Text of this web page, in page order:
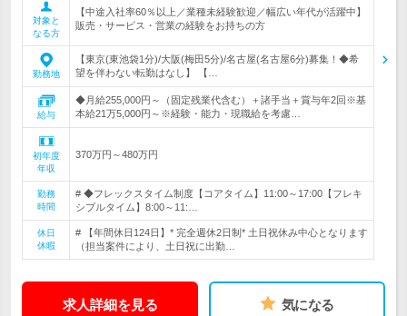
対象と
なる方
【中途入社率60％以上／業種未経験歓迎／幅広い年代が活躍中】
販売・サービス・営業の経験をお持ちの方
勤務地
【東京(東池袋1分)/大阪(梅田5分)/名古屋(名古屋6分)募集！◆希
望を伴わない転勤はなし】 【…
給与
◆月給255,000円～（固定残業代含む）＋諸手当＋賞与年2回※基
本給21万5,000円～※経験・能力・現職給を考慮…
初年度
年収
370万円～480万円
勤務
時間
# ◆フレックスタイム制度【コアタイム】11:00～17:00【フレキ
シブルタイム】8:00～11:…
休日
休暇
# 【年間休日124日】* 完全週休2日制* 土日祝休み中心となります
（担当案件により、土日祝に出勤…
求人詳細を見る 気になる